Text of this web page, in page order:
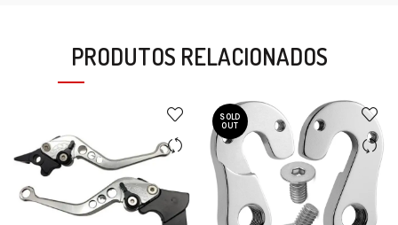
PRODUTOS RELACIONADOS
SOLD
OUT